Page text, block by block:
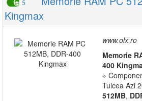
5
Kingmax
www.olx.ro
Memorie
400
»
Tulcea Azi
512MB,